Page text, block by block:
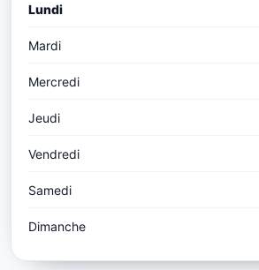
Lundi
Mardi
Mercredi
Jeudi
Vendredi
Samedi
Dimanche